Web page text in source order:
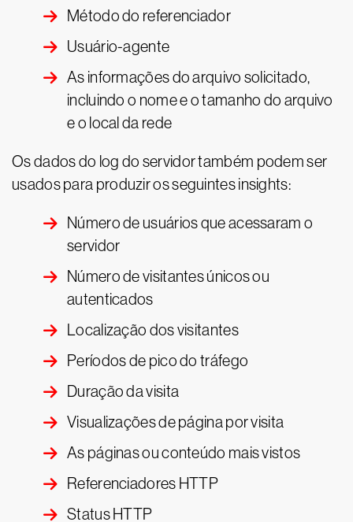
Método do referenciador
Usuário-agente
As informações do arquivo solicitado,
incluindo o nome e o tamanho do arquivo
e o local da rede
Os dados do log do servidor também podem ser
usados para produzir os seguintes insights:
Número de usuários que acessaram o
servidor
Número de visitantes únicos ou
autenticados
Localização dos visitantes
Períodos de pico do tráfego
Duração da visita
Visualizações de página por visita
As páginas ou conteúdo mais vistos
Referenciadores HTTP
Status HTTP